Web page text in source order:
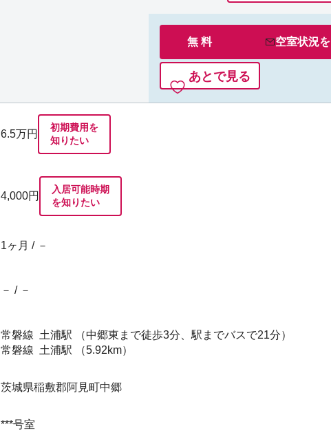
無 料 空室状況を
あとで見る
6.5万円
初期費用を
知りたい
4,000円
入居可能時期
を知りたい
1ヶ月 / －
－ / －
常磐線 土浦駅 （中郷東まで徒歩3分、駅までバスで21分）
常磐線 土浦駅 （5.92km）
茨城県稲敷郡阿見町中郷
***号室